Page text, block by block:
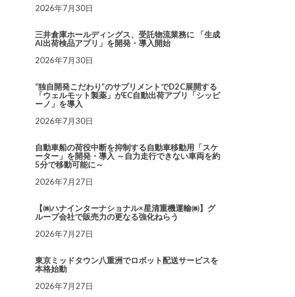
2026年7月30日
三井倉庫ホールディングス、受託物流業務に 「生成
AI出荷検品アプリ」を開発・導入開始
2026年7月30日
“独自開発こだわり”のサプリメントでD2C展開する
「ウェルモット製薬」がEC自動出荷アプリ「シッピ
ーノ」を導入
2026年7月30日
自動車船の荷役中断を抑制する自動車移動用「スケ
ーター」を開発・導入 ～自力走行できない車両を約
5分で移動可能に～
2026年7月27日
【㈱ハナインターナショナル×星清重機運輸㈱】グ
ループ会社で販売力の更なる強化ねらう
2026年7月27日
東京ミッドタウン八重洲でロボット配送サービスを
本格始動
2026年7月27日